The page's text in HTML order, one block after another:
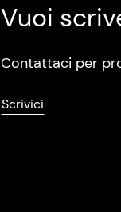
Vuoi
Contattaci per
Scrivici